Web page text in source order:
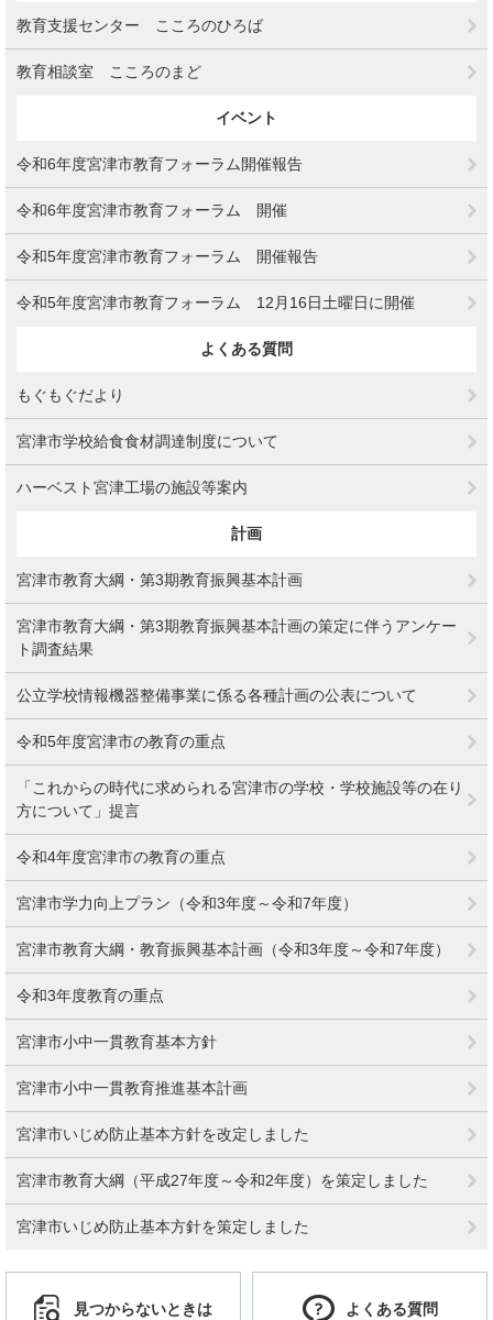
教育支援センター こころのひろば
教育相談室 こころのまど
イベント
令和6年度宮津市教育フォーラム開催報告
令和6年度宮津市教育フォーラム 開催
令和5年度宮津市教育フォーラム 開催報告
令和5年度宮津市教育フォーラム 12月16日土曜日に開催
よくある質問
もぐもぐだより
宮津市学校給食食材調達制度について
ハーベスト宮津工場の施設等案内
計画
宮津市教育大綱・第3期教育振興基本計画
宮津市教育大綱・第3期教育振興基本計画の策定に伴うアンケー
ト調査結果
公立学校情報機器整備事業に係る各種計画の公表について
令和5年度宮津市の教育の重点
「これからの時代に求められる宮津市の学校・学校施設等の在り
方について」提言
令和4年度宮津市の教育の重点
宮津市学力向上プラン（令和3年度～令和7年度）
宮津市教育大綱・教育振興基本計画（令和3年度～令和7年度）
令和3年度教育の重点
宮津市小中一貫教育基本方針
宮津市小中一貫教育推進基本計画
宮津市いじめ防止基本方針を改定しました
宮津市教育大綱（平成27年度～令和2年度）を策定しました
宮津市いじめ防止基本方針を策定しました
見つからないときは よくある質問